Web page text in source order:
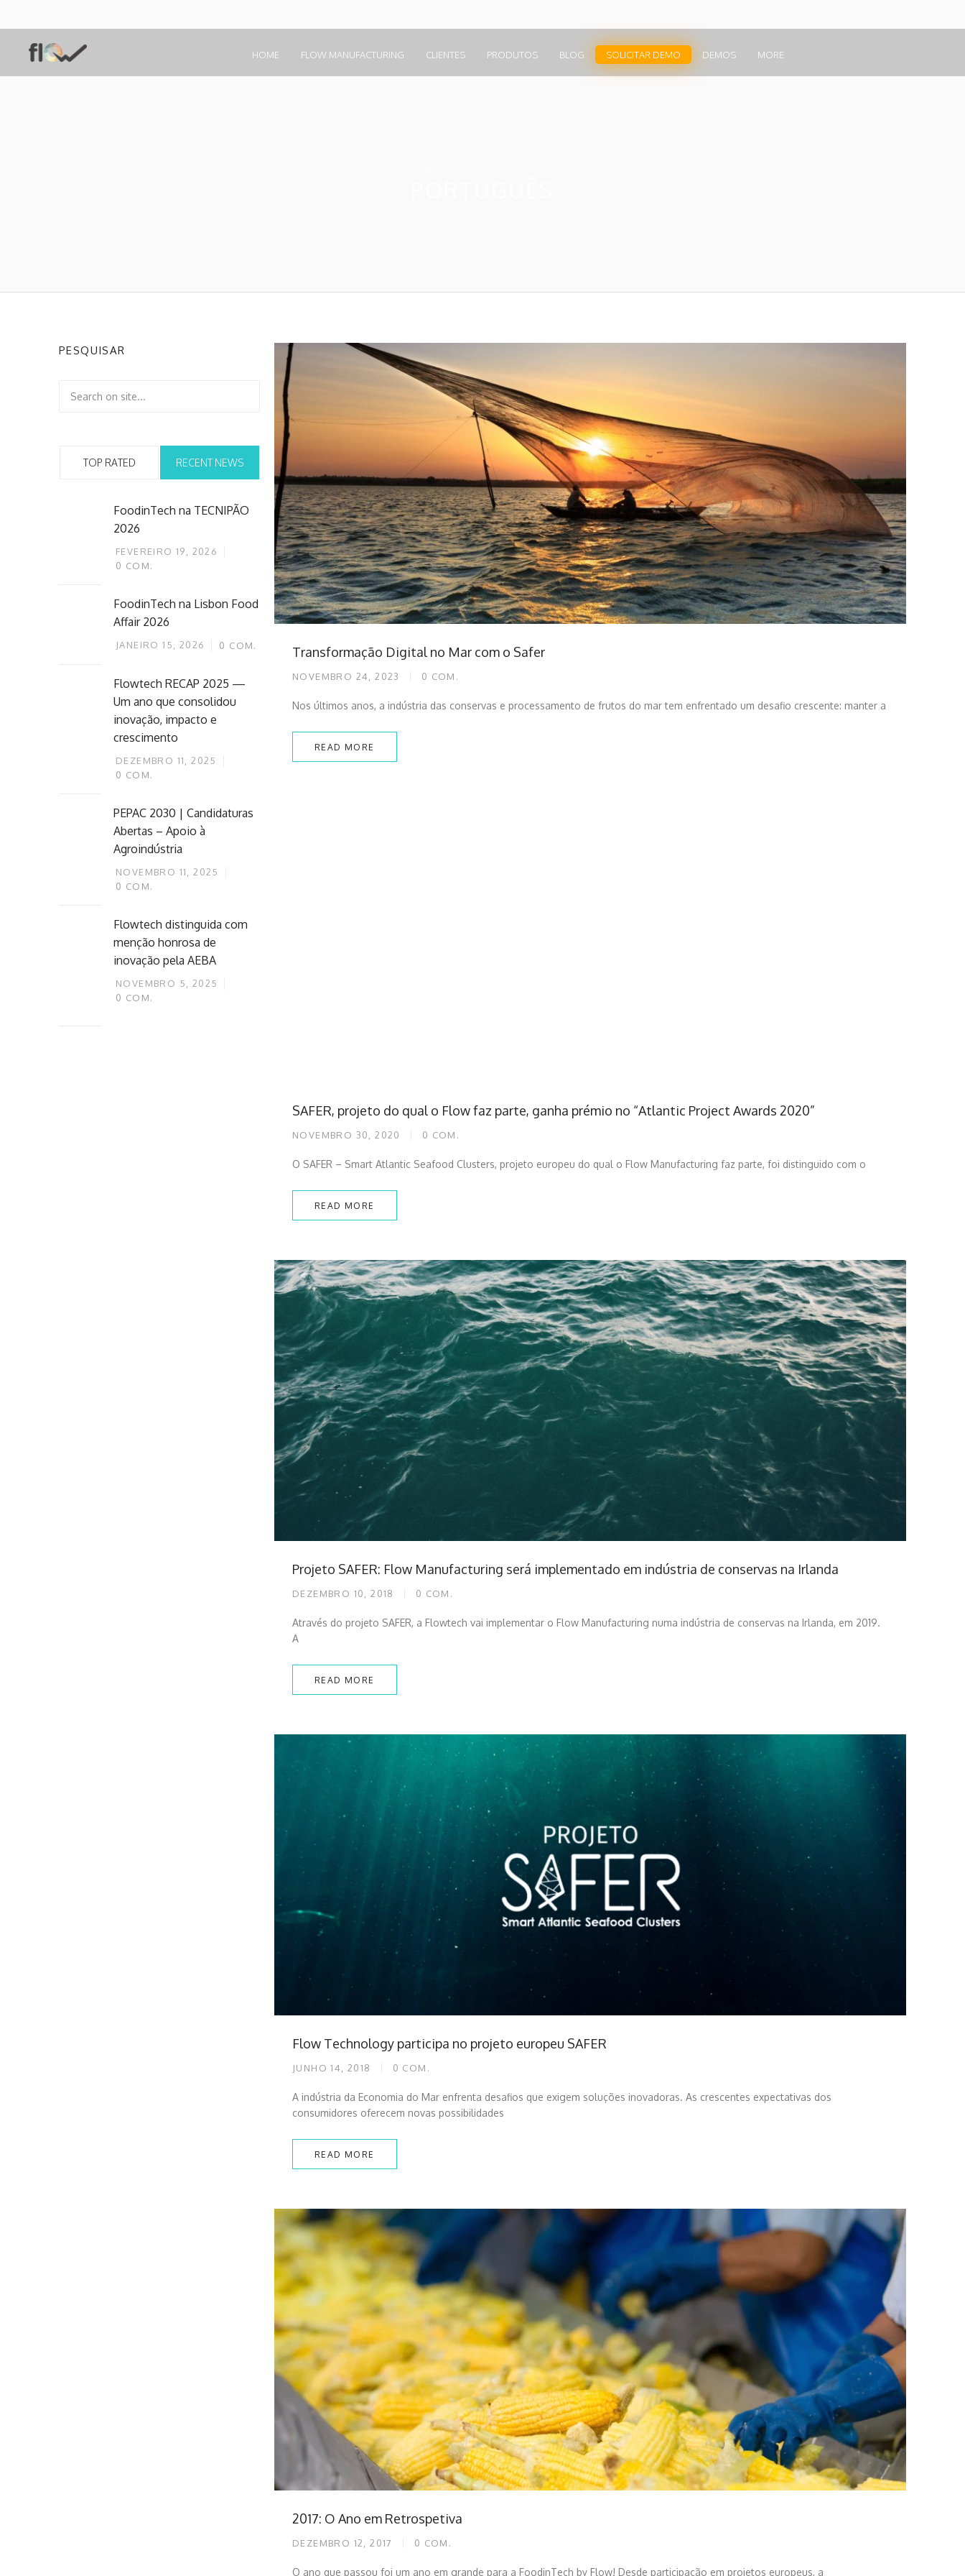
HOME FLOW MANUFACTURING CLIENTES PRODUTOS BLOG SOLICITAR DEMO DEMOS MORE
Transformação Digital no Mar com o Safer
NOVEMBRO 24, 2023 0 COM.
Nos últimos anos, a indústria das conservas e processamento de frutos do mar tem enfrentado um desafio crescente: manter a
READ MORE
SAFER, projeto do qual o Flow faz parte, ganha prémio no “Atlantic Project Awards 2020”
NOVEMBRO 30, 2020 0 COM.
O SAFER – Smart Atlantic Seafood Clusters, projeto europeu do qual o Flow Manufacturing faz parte, foi distinguido com o
READ MORE
Projeto SAFER: Flow Manufacturing será implementado em indústria de conservas na Irlanda
DEZEMBRO 10, 2018 0 COM.
Através do projeto SAFER, a Flowtech vai implementar o Flow Manufacturing numa indústria de conservas na Irlanda, em 2019.
A
READ MORE
Flow Technology participa no projeto europeu SAFER
JUNHO 14, 2018 0 COM.
A indústria da Economia do Mar enfrenta desafios que exigem soluções inovadoras. As crescentes expectativas dos
consumidores oferecem novas possibilidades
READ MORE
2017: O Ano em Retrospetiva
DEZEMBRO 12, 2017 0 COM.
O ano que passou foi um ano em grande para a FoodinTech by Flow! Desde participação em projetos europeus, a
PESQUISAR
TOP RATED RECENT NEWS
FoodinTech na TECNIPÃO
2026
FEVEREIRO 19, 2026
0 COM.
FoodinTech na Lisbon Food
Affair 2026
JANEIRO 15, 2026 0 COM.
Flowtech RECAP 2025 —
Um ano que consolidou
inovação, impacto e
crescimento
DEZEMBRO 11, 2025
0 COM.
PEPAC 2030 | Candidaturas
Abertas – Apoio à
Agroindústria
NOVEMBRO 11, 2025
0 COM.
Flowtech distinguida com
menção honrosa de
inovação pela AEBA
NOVEMBRO 5, 2025
0 COM.